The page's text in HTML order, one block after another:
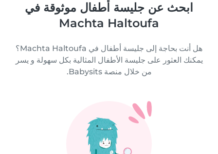
ابحث عن جليسة أطفال موثوقة في
Machta Haltoufa
هل أنت بحاجة إلى جليسة أطفال في Machta Haltoufa؟
يمكنك العثور على جليسة الأطفال المثالية بكل سهولة و يسر
من خلال منصة Babysits.